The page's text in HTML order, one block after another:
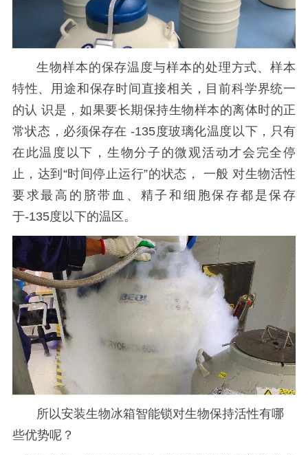
生物样本的保存温度与样本的处理方式、样本
特性、用途和保存时间直接相关， 目前科学界统一
的认 识是，如果要长期保持生物样本的离体时的正
常状态，必须保存在 -135度玻璃化温度以下，只有
在此温度以下，生物分子的微观活动才会完全停
止，达到 “时间停止运行”的状态， 一般 对生物活性
要求最高的脐带血、精子和细胞保存都是保存
于-135度以下的温区。
所以安装生物冰箱智能锁对生物保持活性有哪
些优势呢？